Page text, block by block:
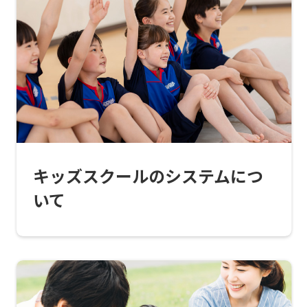
キッズスクールのシステムにつ
いて
to
the
top
page.
However,
if
you
use
an
the
Japanese